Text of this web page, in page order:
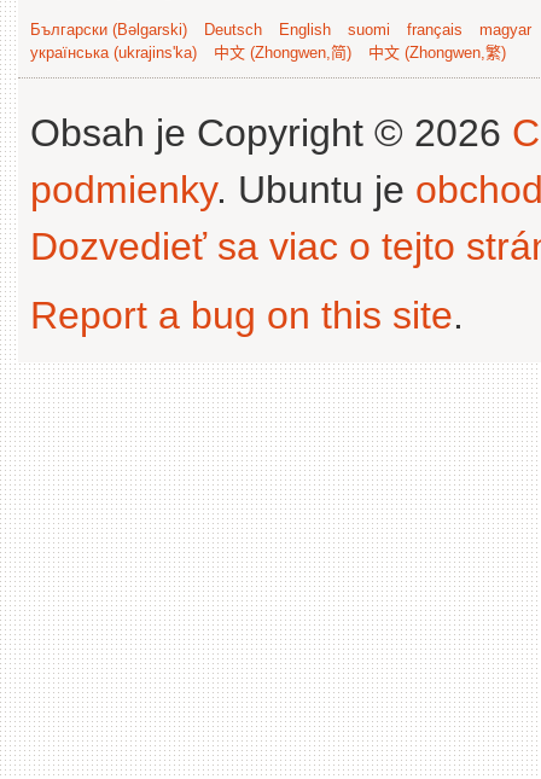
Български (Bəlgarski) Deutsch English suomi français
magyar
українська (ukrajins'ka)
中文 (Zhongwen,简) 中文 (Zhongwen,繁)
Obsah je Copyright © 2026
podmienky. Ubuntu je
Dozvedieť sa viac o tejto
Report a bug on this site.